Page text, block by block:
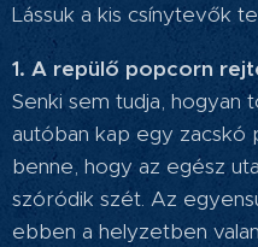
Lássuk a kis csínytevők
1. A repülő popcorn
Senki sem tudja, hogyan
autóban kap egy
benne, hogy az egész
szóródik szét. Az
ebben a helyzetben